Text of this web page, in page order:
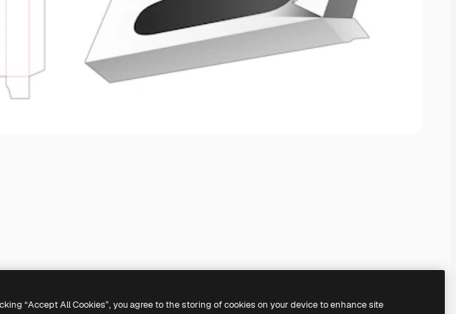
“Accept All Cookies”, you agree to the storing of cookies on your device to enhance site